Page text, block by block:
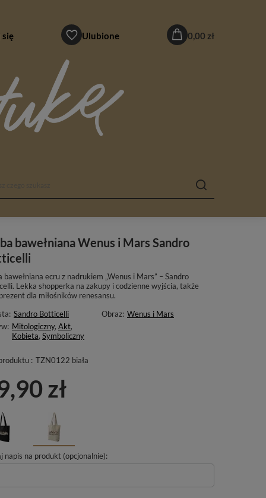
się Ulubione 0,00 zł
bawełniana Wenus i Mars Sandro
bawełniana ecru z nadrukiem „Wenus i Mars” – Sandro
Lekka shopperka na zakupy i codzienne wyjścia, także
dla miłośników renesansu.
Sandro Botticelli Obraz: Wenus i Mars
Mitologiczny,Akt,
Kobieta,Symboliczny
: TZN0122 biała
zł
napis na produkt (opcjonalnie):